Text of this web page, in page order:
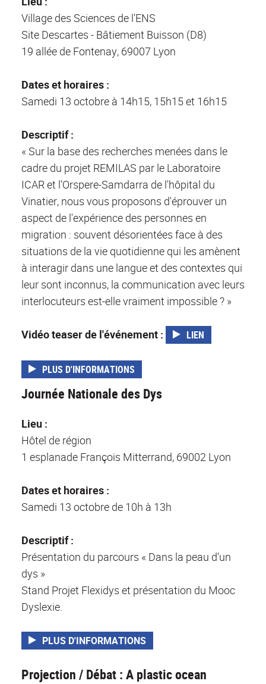
Village des Sciences de l'ENS
Site Descartes - Bâtiement Buisson (D8)
19 allée de Fontenay, 69007 Lyon
Dates et horaires :
Samedi 13 octobre à 14h15, 15h15 et 16h15
Descriptif :
« Sur la base des recherches menées dans le
cadre du projet REMILAS par le Laboratoire
ICAR et l’Orspere-Samdarra de l'hôpital du
Vinatier, nous vous proposons d'éprouver un
aspect de l'expérience des personnes en
migration : souvent désorientées face à des
situations de la vie quotidienne qui les amènent
à interagir dans une langue et des contextes qui
leur sont inconnus, la communication avec leurs
interlocuteurs est-elle vraiment impossible ? »
Vidéo teaser de l'événement : LIEN
PLUS D'INFORMATIONS
Journée Nationale des Dys
Lieu :
Hôtel de région
1 esplanade François Mitterrand, 69002 Lyon
Dates et horaires :
Samedi 13 octobre de 10h à 13h
Descriptif :
Présentation du parcours « Dans la peau d’un
dys »
Stand Projet Flexidys et présentation du Mooc
Dyslexie.
PLUS D'INFORMATIONS
Projection / Débat : A plastic ocean